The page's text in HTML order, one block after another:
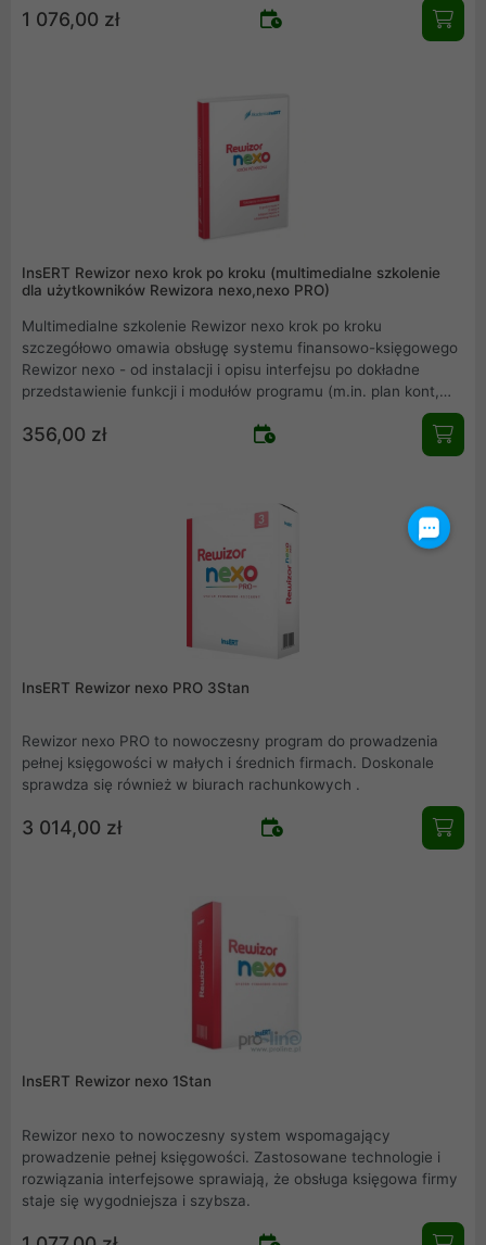
1 076,00 zł
InsERT Rewizor nexo krok po kroku (multimedialne szkolenie
dla użytkowników Rewizora nexo,nexo PRO)
Multimedialne szkolenie Rewizor nexo krok po kroku
szczegółowo omawia obsługę systemu finansowo-księgowego
Rewizor nexo - od instalacji i opisu interfejsu po dokładne
przedstawienie funkcji i modułów programu (m.in. plan kont,
dekretacja dokumentów, ewidencje VAT, obsługa środków
trwałych, umów i płac, finansów i rozrachunków, a także
wystawianie deklaracji skarbowych i ZUS). Omówiona została
356,00 zł
InsERT Rewizor nexo PRO 3Stan
Rewizor nexo PRO to nowoczesny program do prowadzenia
pełnej księgowości w małych i średnich firmach. Doskonale
sprawdza się również w biurach rachunkowych .
3 014,00 zł
InsERT Rewizor nexo 1Stan
Rewizor nexo to nowoczesny system wspomagający
prowadzenie pełnej księgowości. Zastosowane technologie i
rozwiązania interfejsowe sprawiają, że obsługa księgowa firmy
staje się wygodniejsza i szybsza.